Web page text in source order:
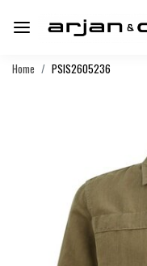
Home PSIS2605236